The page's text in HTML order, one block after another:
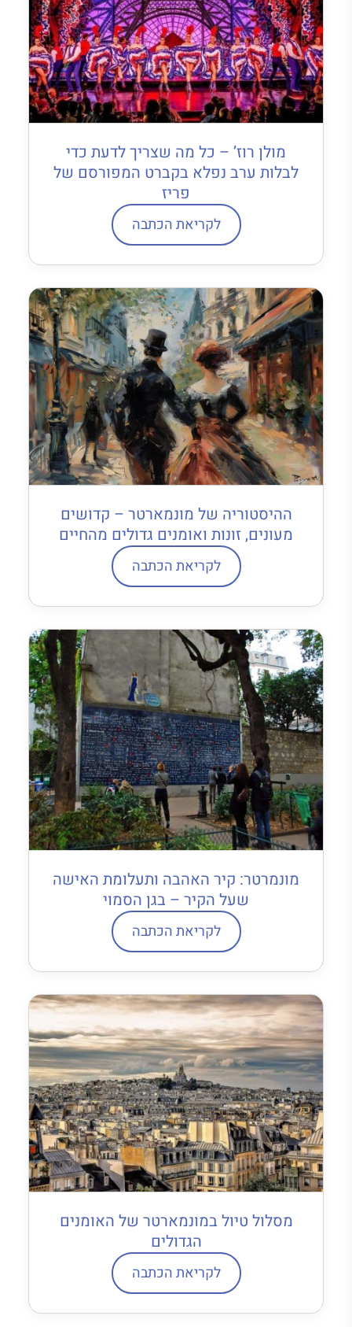
מולן רוז’ – כל מה שצריך לדעת כדי
לבלות ערב נפלא בקברט המפורסם של
פריז
לקריאת הכתבה
ההיסטוריה של מונמארטר – קדושים
מעונים, זונות ואומנים גדולים מהחיים
לקריאת הכתבה
מונמרטר: קיר האהבה ותעלומת האישה
שעל הקיר – בגן הסמוי
לקריאת הכתבה
מסלול טיול במונמארטר של האומנים
הגדולים
לקריאת הכתבה